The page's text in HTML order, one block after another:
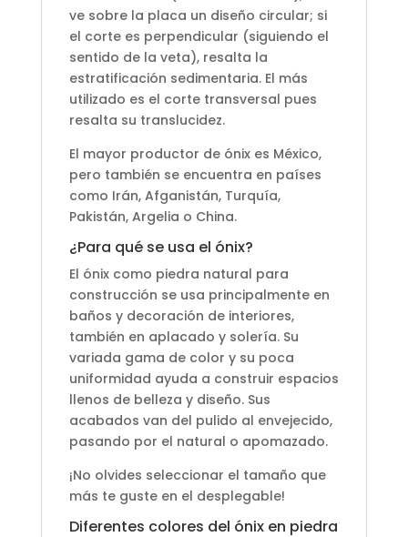
ve sobre la placa un diseño circular; si
el corte es perpendicular (siguiendo el
sentido de la veta), resalta la
estratificación sedimentaria. El más
utilizado es el corte transversal pues
resalta su translucidez.
El mayor productor de ónix es México,
pero también se encuentra en países
como Irán, Afganistán, Turquía,
Pakistán, Argelia o China.
¿Para qué se usa el ónix?
El ónix como piedra natural para
construcción se usa principalmente en
baños y decoración de interiores,
también en aplacado y solería. Su
variada gama de color y su poca
uniformidad ayuda a construir espacios
llenos de belleza y diseño. Sus
acabados van del pulido al envejecido,
pasando por el natural o apomazado.
¡No olvides seleccionar el tamaño que
más te guste en el desplegable!
Diferentes colores del ónix en piedra